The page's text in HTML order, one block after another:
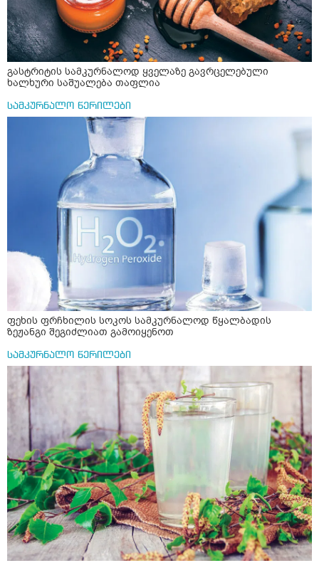
გასტრიტის სამკურნალოდ ყველაზე გავრცელებული
ხალხური საშუალება თაფლია
სამკურნალო წერილები
ფეხის ფრჩხილის სოკოს სამკურნალოდ წყალბადის
ზეჟანგი შეგიძლიათ გამოიყენოთ
სამკურნალო წერილები